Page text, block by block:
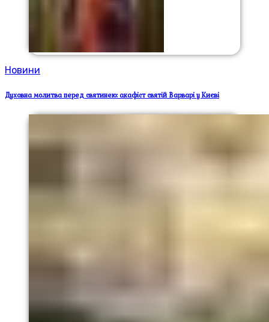
Новини
Духовна молитва перед святинею: акафіст святій Варварі у Києві